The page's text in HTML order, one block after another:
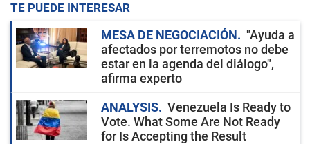
TE PUEDE INTERESAR
MESA DE NEGOCIACIÓN
"Ayuda a
afectados por terremotos no debe
estar en la agenda del diálogo",
afirma experto
ANALYSIS
Venezuela Is Ready to
Vote. What Some Are Not Ready
for Is Accepting the Result